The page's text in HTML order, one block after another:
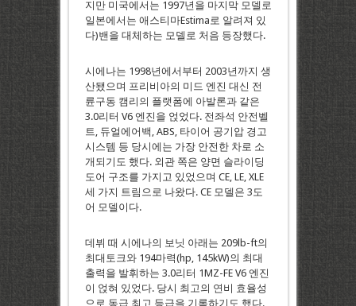
지만 미국에서는 1997년을 마지막 모델로
일본에서는 애스티마Estima로 알려져 있
다)밴을 대체하는 모델로 처음 등장했다.
시에나는 1998년에서부터 2003년까지 생
산됐으며 프리비아의 미드 엔진 대신 전
륜구동 캠리의 플랫폼에 아발론과 같은
3.0리터 V6 엔진을 얹었다. 전좌석 안전벨
트, 듀얼에어백, ABS, 타이어 공기압 경고
시스템 등 당시에는 가장 안전한 차로 소
개되기도 했다. 외관 쪽은 양면 슬라이딩
도어 구조를 가지고 있었으며 CE, LE, XLE
세 가지 트림으로 나왔다. CE 모델은 3도
어 모델이다.
데뷔 때 시에나의 보닛 아래는 209lb-ft의
최대토크와 194마력(hp, 145kW)의 최대
출력을 발휘하는 3.0리터 1MZ-FE V6 엔진
이 얹혀 있었다. 당시 최고의 연비 효율성
으로 동급 최고 등급을 기록하기도 했다.